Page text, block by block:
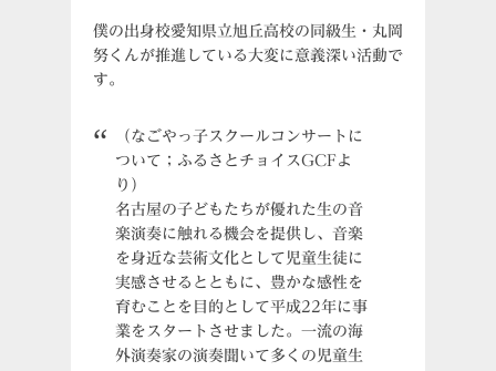
僕の出身校愛知県立旭丘高校の同級生・丸岡
努くんが推進している大変に意義深い活動で
す。
（なごやっ子スクールコンサートに
ついて；ふるさとチョイスGCFよ
り）
名古屋の子どもたちが優れた生の音
楽演奏に触れる機会を提供し、音楽
を身近な芸術文化として児童生徒に
実感させるとともに、豊かな感性を
育むことを目的として平成22年に事
業をスタートさせました。一流の海
外演奏家の演奏聞いて多くの児童生